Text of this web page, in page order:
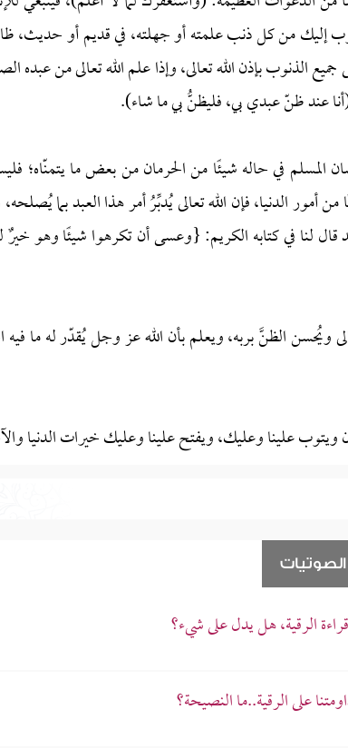
أتوب إليك من كل ذنب علمته أو جهلته، في قديم أو حديث،
الذنوب بإذن الله تعالى، وإذا علم الله تعالى من عبده
عند ظنّ عبدي بي، فليظنُّ بي ما شاء).
المسلم في حاله شيئًا من الحرمان من بعض ما يتمنّاه؛
أمور الدنيا، فإن الله تعالى يُدبِّرُ أمر هذا العبد بما
لنا في كتابه الكريم: {وعسى أن تكرهوا شيئًا وهو
ويُحسن الظنَّ بربه، ويعلم بأن الله عز وجل يُقدّر له ما فيه
ويتوب علينا وعليك، ويفتح علينا وعليك خيرات الدنيا
الصوتيات
الرقية، هل يدل على شيء؟
على الرقية..ما النصيحة؟